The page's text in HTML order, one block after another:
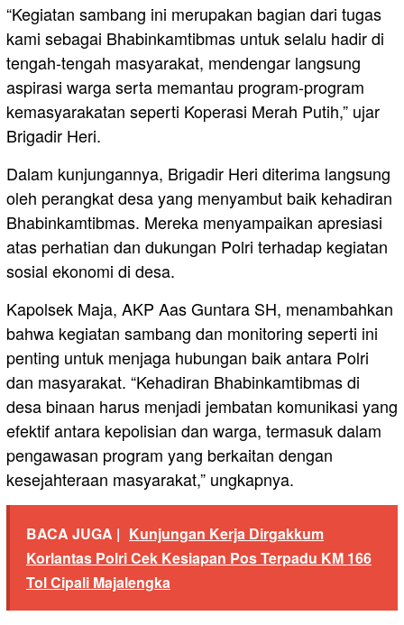
“Kegiatan sambang ini merupakan bagian dari tugas
kami sebagai Bhabinkamtibmas untuk selalu hadir di
tengah-tengah masyarakat, mendengar langsung
aspirasi warga serta memantau program-program
kemasyarakatan seperti Koperasi Merah Putih,” ujar
Brigadir Heri.
Dalam kunjungannya, Brigadir Heri diterima langsung
oleh perangkat desa yang menyambut baik kehadiran
Bhabinkamtibmas. Mereka menyampaikan apresiasi
atas perhatian dan dukungan Polri terhadap kegiatan
sosial ekonomi di desa.
Kapolsek Maja, AKP Aas Guntara SH, menambahkan
bahwa kegiatan sambang dan monitoring seperti ini
penting untuk menjaga hubungan baik antara Polri
dan masyarakat. “Kehadiran Bhabinkamtibmas di
desa binaan harus menjadi jembatan komunikasi yang
efektif antara kepolisian dan warga, termasuk dalam
pengawasan program yang berkaitan dengan
kesejahteraan masyarakat,” ungkapnya.
BACA JUGA | Kunjungan Kerja Dirgakkum
Korlantas Polri Cek Kesiapan Pos Terpadu KM 166
Tol Cipali Majalengka